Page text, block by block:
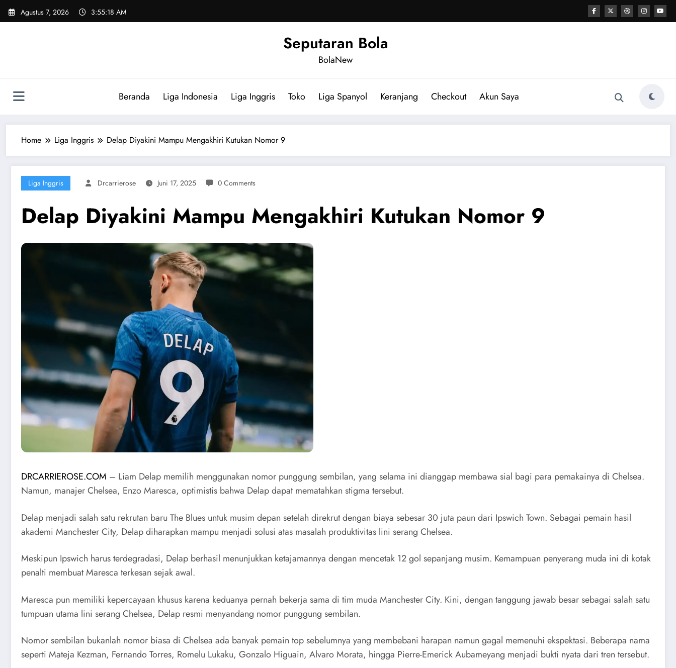
Skip
Agustus 7, 2026 3:55:19 AM
Seputaran Bola
BolaNew
Beranda Liga Indonesia Liga Inggris Toko Liga Spanyol Keranjang Checkout Akun Saya
Home Liga Inggris Delap Diyakini Mampu Mengakhiri Kutukan Nomor 9
Liga Inggris Drcarrierose Juni 17, 2025 0 Comments
Delap Diyakini Mampu Mengakhiri Kutukan Nomor 9
DRCARRIEROSE.COM – Liam Delap memilih menggunakan nomor punggung sembilan, yang selama ini dianggap membawa sial bagi para pemakainya di Chelsea.
Namun, manajer Chelsea, Enzo Maresca, optimistis bahwa Delap dapat mematahkan stigma tersebut.
Delap menjadi salah satu rekrutan baru The Blues untuk musim depan setelah direkrut dengan biaya sebesar 30 juta paun dari Ipswich Town. Sebagai pemain hasil
akademi Manchester City, Delap diharapkan mampu menjadi solusi atas masalah produktivitas lini serang Chelsea.
Meskipun Ipswich harus terdegradasi, Delap berhasil menunjukkan ketajamannya dengan mencetak 12 gol sepanjang musim. Kemampuan penyerang muda ini di kotak
penalti membuat Maresca terkesan sejak awal.
Maresca pun memiliki kepercayaan khusus karena keduanya pernah bekerja sama di tim muda Manchester City. Kini, dengan tanggung jawab besar sebagai salah satu
tumpuan utama lini serang Chelsea, Delap resmi menyandang nomor punggung sembilan.
Nomor sembilan bukanlah nomor biasa di Chelsea ada banyak pemain top sebelumnya yang membebani harapan namun gagal memenuhi ekspektasi. Beberapa nama
seperti Mateja Kezman, Fernando Torres, Romelu Lukaku, Gonzalo Higuain, Alvaro Morata, hingga Pierre-Emerick Aubameyang menjadi bukti nyata dari tren tersebut.